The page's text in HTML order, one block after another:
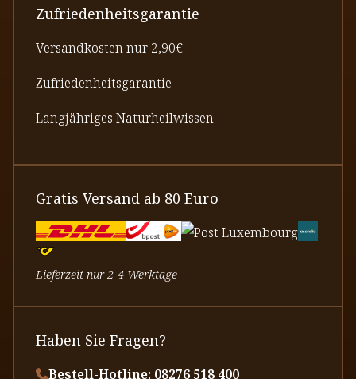
Zufriedenheitsgarantie
Versandkosten nur 2,90€
Zufriedenheitsgarantie
Langjähriges Naturheilwissen
Gratis Versand ab 80 Euro
Lieferzeit nur 2-4 Werktage
Haben Sie Fragen?
Bestell-Hotline: 08276 518 400